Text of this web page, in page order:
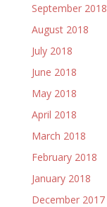
September 2018
August 2018
July 2018
June 2018
May 2018
April 2018
March 2018
February 2018
January 2018
December 2017